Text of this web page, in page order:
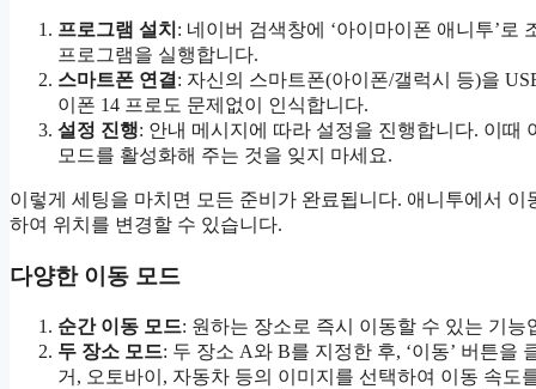
프로그램 설치 : 네이버 검색창에 ‘아이마이폰 애니투’
프로그램을 실행합니다.
스마트폰 연결 : 자신의 스마트폰(아이폰/갤럭시 등)을
이폰 14 프로도 문제없이 인식합니다.
설정 진행: 안내 메시지에 따라 설정을 진행합니다. 이때
모드를 활성화해 주는 것을 잊지 마세요.
이렇게 세팅을 마치면 모든 준비가 완료됩니다. 애니투에서
하여 위치를 변경할 수 있습니다.
다양한 이동 모드
순간 이동 모드: 원하는 장소로 즉시 이동할 수 있는 기능
두 장소 모드: 두 장소 A와 B를 지정한 후, ‘이동’ 버튼을
거, 오토바이, 자동차 등의 이미지를 선택하여 이동 속도